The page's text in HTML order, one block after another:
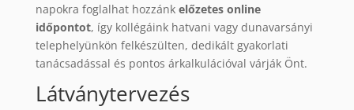
napokra foglalhat hozzánk előzetes online
időpontot, így kollégáink hatvani vagy dunavarsányi
telephelyünkön felkészülten, dedikált gyakorlati
tanácsadással és pontos árkalkulációval várják Önt.
Látványtervezés